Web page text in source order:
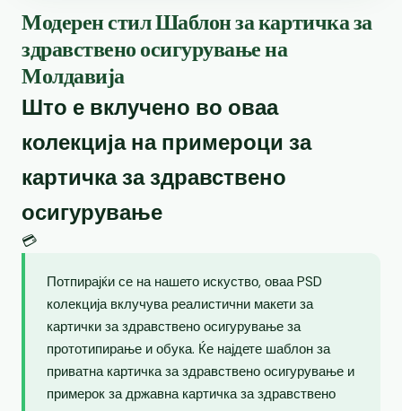
Модерен стил Шаблон за картичка за
здравствено осигурување на
Молдавија
Што е вклучено во оваа
колекција на примероци за
картичка за здравствено
осигурување
💳
Потпирајќи се на нашето искуство, оваа PSD
колекција вклучува реалистични макети за
картички за здравствено осигурување за
прототипирање и обука. Ќе најдете шаблон за
приватна картичка за здравствено осигурување и
примерок за државна картичка за здравствено